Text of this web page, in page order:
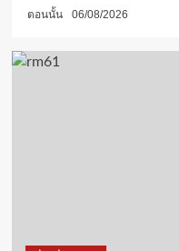
ตอนนั้น 06/08/2026